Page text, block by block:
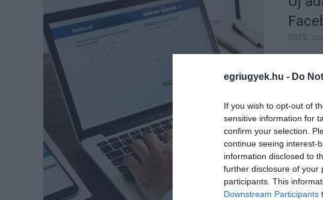
egriugyek.hu - Do
If you wish to opt-out of
sensitive information for
confirm your selection.
continue seeing interest-
information disclosed to
further disclosure of your
participants. This
Downstream Participants
2025.
Meta
le